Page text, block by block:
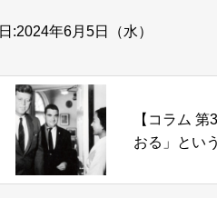
:2024年6月5日（水）
【コラム
おる」とい